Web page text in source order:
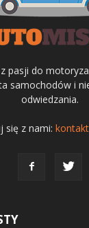
pasji do
samochodów i
odwiedzania.
się z nami: